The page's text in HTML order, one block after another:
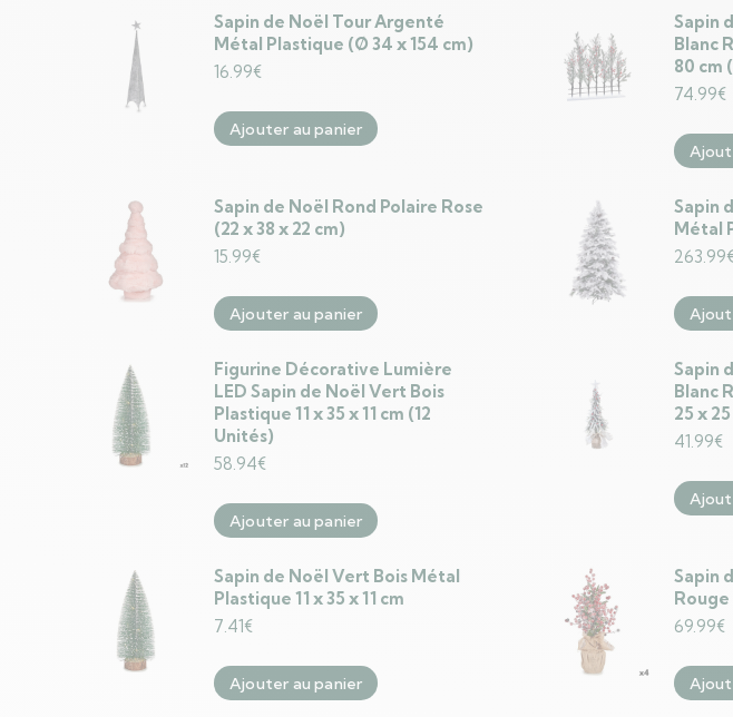
Sapin de Noël Tour Argenté
Métal Plastique (Ø 34 x 154 cm)
16.99€
Ajouter au panier
Sapin
Blanc
80 cm
74.99€
Sapin de Noël Rond Polaire Rose
(22 x 38 x 22 cm)
15.99€
Ajouter au panier
Sapin
Métal
263.99
Figurine Décorative Lumière
LED Sapin de Noël Vert Bois
Plastique 11 x 35 x 11 cm (12
Unités)
58.94€
Ajouter au panier
Sapin
Blanc
25 x
41.99€
Sapin de Noël Vert Bois Métal
Plastique 11 x 35 x 11 cm
7.41€
Ajouter au panier
Sapin
69.99€